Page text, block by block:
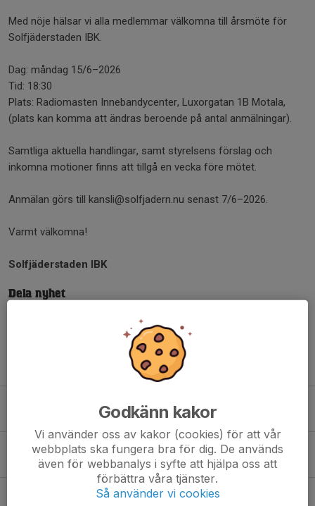
Med nöje hälsar vi alla medlemmar välkomna till årsmöte för
Solfjäderstaden IBK.
Dag: måndag 15/6–2026
Tid: 18:30
Plats: Radiomasten Innebandycenter, Luxorgatan 1B Motala,
(plats kan komma att ändras beroende på antal anmälningar).
Samtliga aktuella handlingar, samt styrelsens förslag och
inkomna motioner finns att tillgå en vecka före mötet.
Anmälan görs till kansli@solfjadern.nu senast 7/6–2026.
Varmt välkomna!
Solfjäderstaden IBK
Dela nyhet
16 jun, 12:58
Vänlig påminnelse: Årsmöte 15 juni kl. 18:30
8 jun, 12:40
Godkänn kakor
Vi använder oss av kakor (cookies) för att vår
webbplats ska fungera bra för dig. De används
även för webbanalys i syfte att hjälpa oss att
förbättra våra tjänster.
Så använder vi cookies